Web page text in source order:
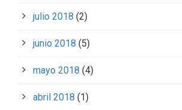
julio 2018 (2)
junio 2018 (5)
mayo 2018 (4)
abril 2018 (1)